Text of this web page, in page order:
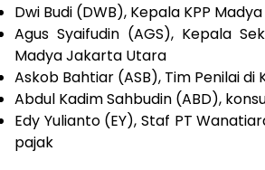
Dwi Budi (DWB), Kepala KPP
Agus Syaifudin (AGS), Kepala
Madya Jakarta Utara
Askob Bahtiar (ASB), Tim Penilai
Abdul Kadim Sahbudin (ABD),
Edy Yulianto (EY), Staf PT
pajak